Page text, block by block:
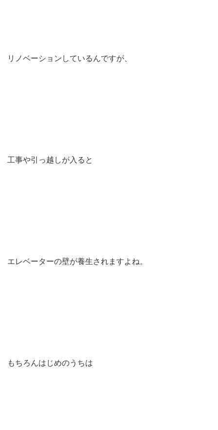
リノベーションしているんですが、
工事や引っ越しが入ると
エレベーターの壁が養生されますよね。
もちろんはじめのうちは